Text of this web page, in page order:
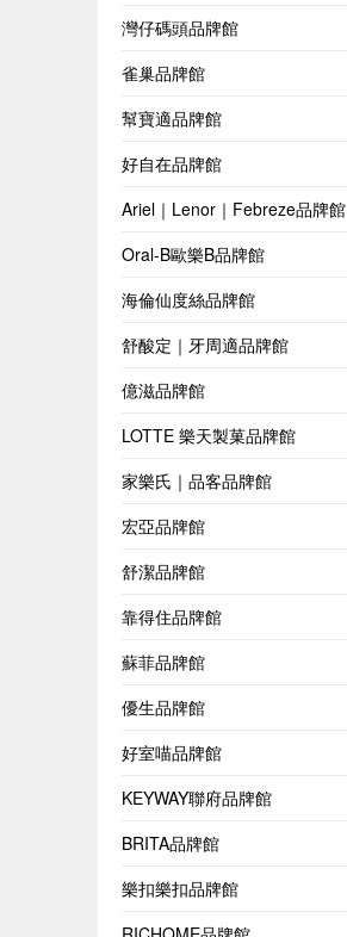
灣仔碼頭品牌館
雀巢品牌館
幫寶適品牌館
好自在品牌館
Ariel｜Lenor｜Febreze品牌館
Oral-B歐樂B品牌館
海倫仙度絲品牌館
舒酸定｜牙周適品牌館
億滋品牌館
LOTTE 樂天製菓品牌館
家樂氏｜品客品牌館
宏亞品牌館
舒潔品牌館
靠得住品牌館
蘇菲品牌館
優生品牌館
好室喵品牌館
KEYWAY聯府品牌館
BRITA品牌館
樂扣樂扣品牌館